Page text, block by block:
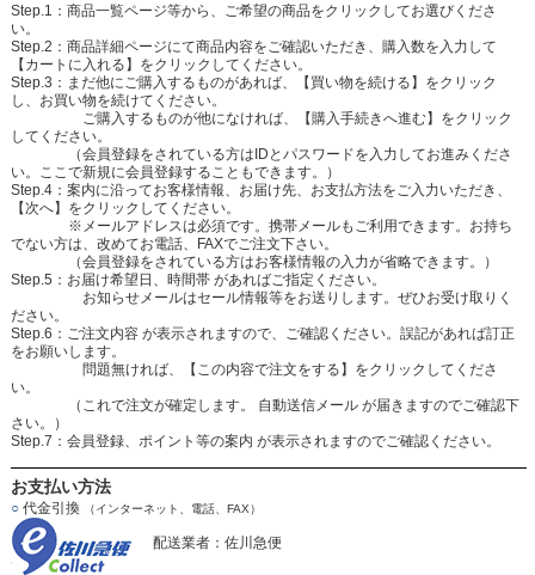
Step.1：商品一覧ページ等から、ご希望の商品をクリックしてお選びくださ
い。
Step.2：商品詳細ページにて商品内容をご確認いただき、購入数を入力して
【カートに入れる】をクリックしてください。
Step.3：まだ他にご購入するものがあれば、【買い物を続ける】をクリック
し、お買い物を続けてください。
ご購入するものが他になければ、【購入手続きへ進む】をクリック
してください。
（会員登録をされている方はIDとパスワードを入力してお進みくださ
い。ここで新規に会員登録することもできます。）
Step.4：案内に沿ってお客様情報、お届け先、お支払方法をご入力いただき、
【次へ】をクリックしてください。
※メールアドレスは必須です。携帯メールもご利用できます。お持ち
でない方は、改めてお電話、FAXでご注文下さい。
（会員登録をされている方はお客様情報の入力が省略できます。）
Step.5：お届け希望日、時間帯 があればご指定ください。
お知らせメールはセール情報等をお送りします。ぜひお受け取りく
ださい。
Step.6：ご注文内容 が表示されますので、ご確認ください。誤記があれば訂正
をお願いします。
問題無ければ、【この内容で注文をする】をクリックしてくださ
い。
（これで注文が確定します。 自動送信メール が届きますのでご確認下
さい。）
Step.7：会員登録、ポイント等の案内 が表示されますのでご確認ください。
お支払い方法
○代金引換 （インターネット、電話、FAX）
配送業者：佐川急便